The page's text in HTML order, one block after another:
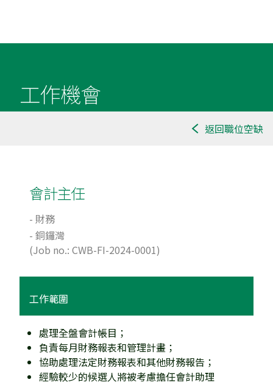
我們的品牌
集團架構
我們的承諾
業務概況
The Twins 雙子匯
我們的團隊
最新公告
聯絡我們
工作機會
返回職位空缺
會計主任
- 財務
- 銅鑼灣
(Job no.: CWB-FI-2024-0001)
工作範圍
處理全盤會計帳目；
負責每月財務報表和管理計畫；
協助處理法定財務報表和其他財務報告；
經驗較少的候選人將被考慮擔任會計助理